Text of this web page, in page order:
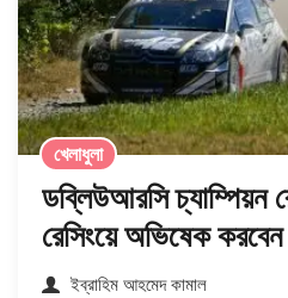
খেলাধুলা
ডব্লিউআরসি চ্যাম্পিয়ন
রেসিংয়ে অভিষেক করবেন
ইব্রাহিম আহমেদ কামাল